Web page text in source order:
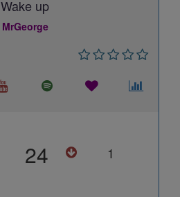
Wake up
MrGeorge
24 1